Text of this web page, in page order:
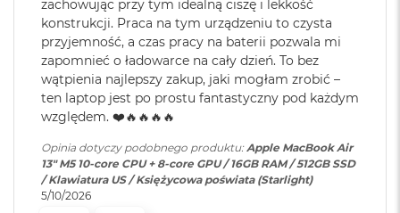
a
c
B
o
o
k
A
i
r
2
5
6
G
Szeroka gama kolorów (P3)
Technologia True Tone
Apple M5
Ładowanie,DisplayPort
Thunderbolt 4 (do 40 Gb/s),
USB 4 (do 40 Gb/s)
Klawiatura
numeryczna
NIE
Podświetlana
klawiatura
TAK
zachowując przy tym idealną ciszę i lekkość
konstrukcji. Praca na tym urządzeniu to czysta
przyjemność, a czas pracy na baterii pozwala mi
zapomnieć o ładowarce na cały dzień. To bez
wątpienia najlepszy zakup, jaki mogłam zrobić –
ten laptop jest po prostu fantastyczny pod każdym
względem. ❤️🔥🔥🔥🔥
Opinia dotyczy podobnego produktu:Apple MacBook Air
13" M5 10-core CPU + 8-core GPU / 16GB RAM / 512GB SSD
/ Klawiatura US / Księżycowa poświata (Starlight)
5/10/2026